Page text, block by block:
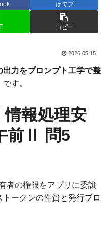
はてブ
コピー
2026.05.15
出力をプロンプト工学で整
です。
報処理安
前Ⅱ 問5
者の権限をアプリに委譲
ークンの性質と発行プロ